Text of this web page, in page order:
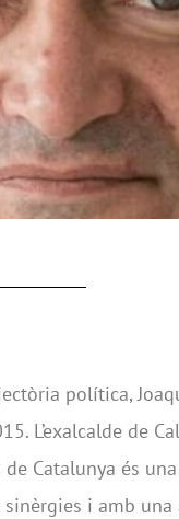
política,
L’exalcalde de
Catalunya és
i amb una